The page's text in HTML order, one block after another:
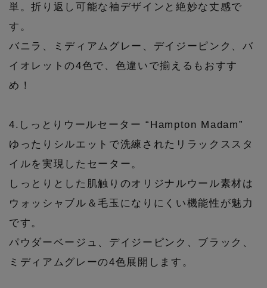
単。折り返し可能な袖デザインと絶妙な丈感で
す。
バニラ、ミディアムグレー、デイジーピンク、バ
イオレットの4色で、色違いで揃えるもおすす
め！
4.しっとりウールセーター “Hampton Madam”
ゆったりシルエットで洗練されたリラックススタ
イルを実現したセーター。
しっとりとした肌触りのオリジナルウール素材は
ウォッシャブル＆毛玉になりにくい機能性が魅力
です。
パウダーベージュ、デイジーピンク、ブラック、
ミディアムグレーの4色展開します。